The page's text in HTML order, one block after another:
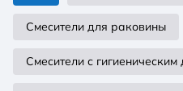
Смесители для раковины
Смесители с